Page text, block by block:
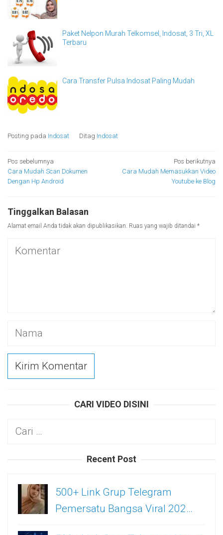
Paket Nelpon Murah Telkomsel, Indosat, 3 Tri, XL
Terbaru
Cara Transfer Pulsa Indosat Paling Mudah
Posting pada Indosat Ditag Indosat
Navigasi
pos
Pos sebelumnya
Cara Mudah Scan Dokumen
Dengan Hp Android
Pos berikutnya
Cara Mudah Memasukkan Video
Youtube ke Blog
Tinggalkan Balasan
Alamat email Anda tidak akan dipublikasikan. Ruas yang wajib ditandai *
CARI VIDEO DISINI
Cari
Recent Post
500+ Link Grup Telegram
Pemersatu Bangsa Viral 202…